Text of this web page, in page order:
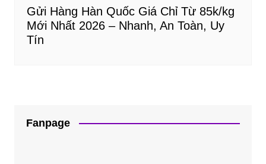
Gửi Hàng Hàn Quốc Giá Chỉ Từ 85k/kg
Mới Nhất 2026 – Nhanh, An Toàn, Uy
Tín
Fanpage